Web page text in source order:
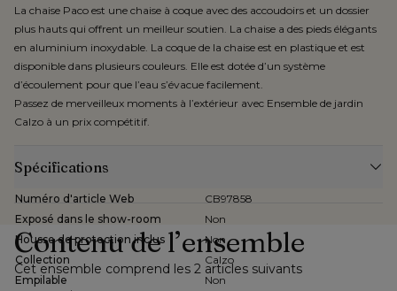
La chaise Paco est une chaise à coque avec des accoudoirs et un dossier
plus hauts qui offrent un meilleur soutien. La chaise a des pieds élégants
en aluminium inoxydable. La coque de la chaise est en plastique et est
disponible dans plusieurs couleurs. Elle est dotée d’un système
d’écoulement pour que l’eau s’évacue facilement.
Passez de merveilleux moments à l’extérieur avec Ensemble de jardin
Calzo à un prix compétitif.
Spécifications
Numéro d'article Web
CB97858
Exposé dans le show-room
Non
Housse de protection inclus
Non
Collection
Calzo
Empilable
Non
Contenu de l’ensemble
Cet ensemble comprend les 2 articles suivants